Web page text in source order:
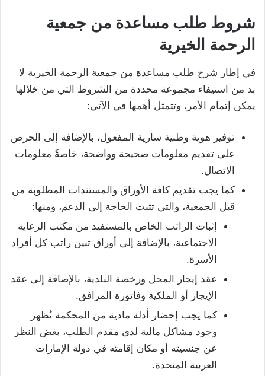
شروط طلب مساعدة من جمعية
الرحمة الخيرية
في إطار شرح طلب مساعدة من جمعية الرحمة الخيرية لا
بد من استيفاء مجموعة محددة من الشروط التي من خلالها
يمكن إتمام الأمر، وتتمثل أهمها في الآتي:
توفير هوية وطنية سارية المفعول، بالإضافة إلى الحرص
على تقديم معلومات صحيحة وواضحة، خاصةً معلومات
الاتصال.
كما يجب تقديم كافة الأوراق والمستندات المطلوبة من
قبل الجمعية، والتي تثبت الحاجة إلى الدعم، ومنها:
إثبات الراتب الخاص بالمستفيد من مكتب الرعاية
الاجتماعية، بالإضافة إلى أوراق تبين راتب كل أفراد
الأسرة.
عقد إيجار المحل ورخصة البلدية، بالإضافة إلى عقد
الإيجار أو الملكية وفاتورة المرافق.
كما يجب إحضار أدلة مادية من المحكمة تُظهر
وجود مشاكل مالية لدى مقدم الطلب، بغض النظر
عن جنسيته أو مكان إقامته في دولة الإمارات
العربية المتحدة.